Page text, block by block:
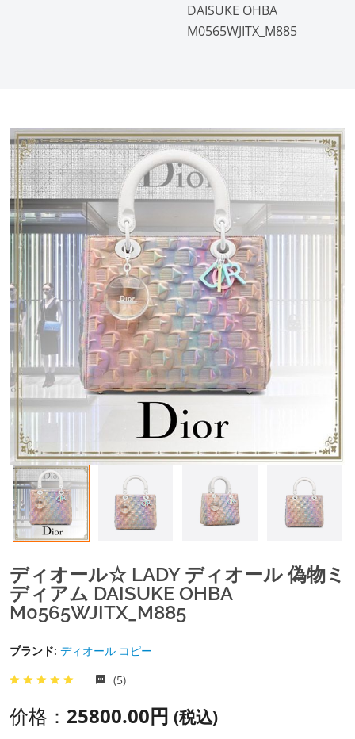
DAISUKE OHBA
M0565WJITX_M885
ディオール☆ LADY ディオール 偽物ミ
ディアム DAISUKE OHBA
M0565WJITX_M885
ブランド: ディオール コピー
(5)
价格： 25800.00円 (税込)